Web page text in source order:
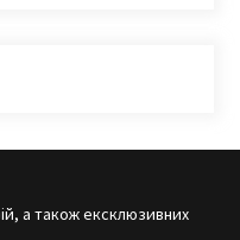
а також ексклюзивних